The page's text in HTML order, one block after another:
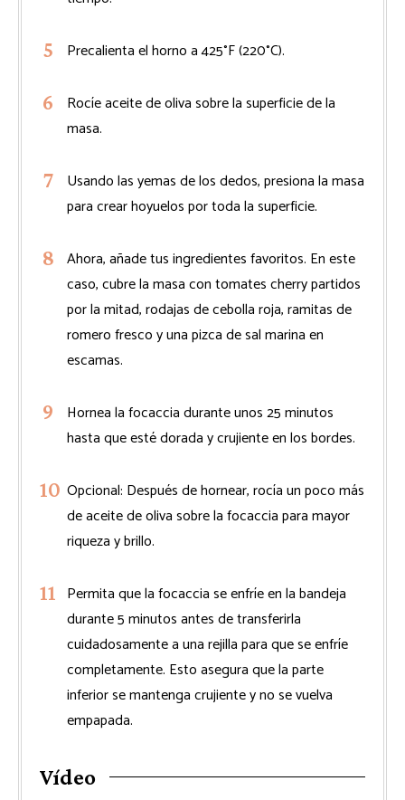
Precalienta el horno a 425°F (220°C).
Rocíe aceite de oliva sobre la superficie de la
masa.
Usando las yemas de los dedos, presiona la masa
para crear hoyuelos por toda la superficie.
Ahora, añade tus ingredientes favoritos. En este
caso, cubre la masa con tomates cherry partidos
por la mitad, rodajas de cebolla roja, ramitas de
romero fresco y una pizca de sal marina en
escamas.
Hornea la focaccia durante unos 25 minutos
hasta que esté dorada y crujiente en los bordes.
Opcional: Después de hornear, rocía un poco más
de aceite de oliva sobre la focaccia para mayor
riqueza y brillo.
Permita que la focaccia se enfríe en la bandeja
durante 5 minutos antes de transferirla
cuidadosamente a una rejilla para que se enfríe
completamente. Esto asegura que la parte
inferior se mantenga crujiente y no se vuelva
empapada.
Vídeo